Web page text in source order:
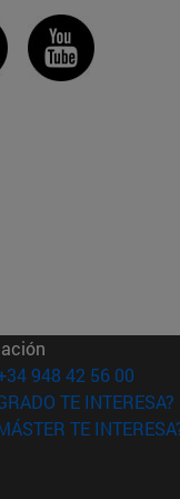
948 42 56 00
TE INTERESA?
TE